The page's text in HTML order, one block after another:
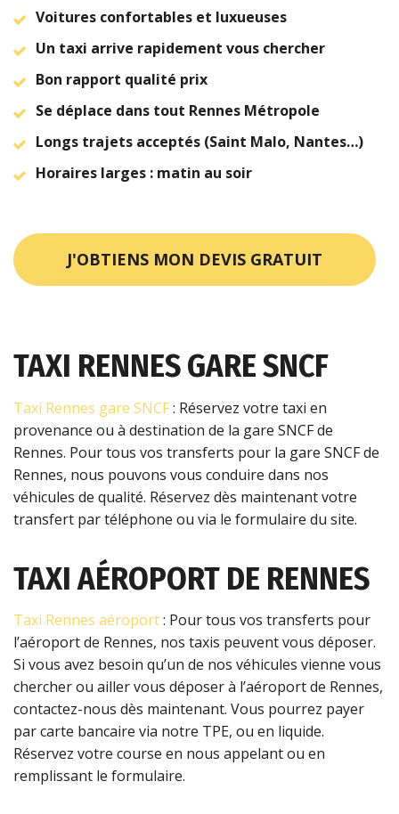
Voitures confortables et luxueuses
Un taxi arrive rapidement vous chercher
Bon rapport qualité prix
Se déplace dans tout Rennes Métropole
Longs trajets acceptés (Saint Malo, Nantes…)
Horaires larges : matin au soir
J'OBTIENS MON DEVIS GRATUIT
TAXI RENNES GARE SNCF
Taxi Rennes gare SNCF: Réservez votre taxi en
provenance ou à destination de la gare SNCF de
Rennes. Pour tous vos transferts pour la gare SNCF de
Rennes, nous pouvons vous conduire dans nos
véhicules de qualité. Réservez dès maintenant votre
transfert par téléphone ou via le formulaire du site.
TAXI AÉROPORT DE RENNES
Taxi Rennes aéroport: Pour tous vos transferts pour
l’aéroport de Rennes, nos taxis peuvent vous déposer.
Si vous avez besoin qu’un de nos véhicules vienne vous
chercher ou ailler vous déposer à l’aéroport de Rennes,
contactez-nous dès maintenant. Vous pourrez payer
par carte bancaire via notre TPE, ou en liquide.
Réservez votre course en nous appelant ou en
remplissant le formulaire.